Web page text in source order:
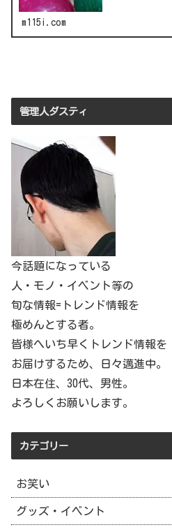
m115i.com
管理人ダスティ
今話題になっている
人・モノ・イベント等の
旬な情報=トレンド情報を
極めんとする者。
皆様へいち早くトレンド情報を
お届けするため、日々邁進中。
日本在住、30代、男性。
よろしくお願いします。
カテゴリー
お笑い
グッズ・イベント